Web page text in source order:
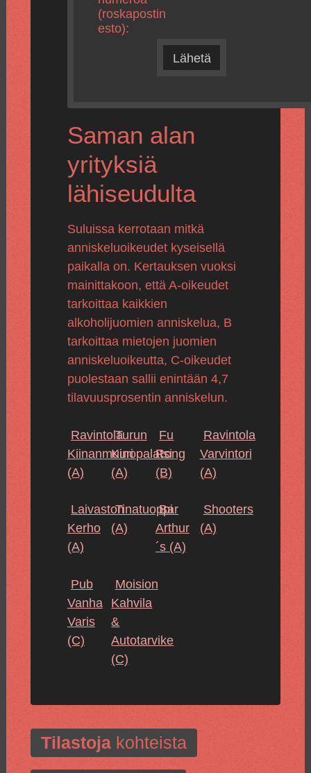
(roskapostin
esto):
Lähetä
Saman alan
yrityksiä
lähiseudulta
Suluissa kerrotaan mitkä
anniskeluoikeudet kyseisellä
paikalla on. Kertauksen vuoksi
mainittakoon, että A-oikeudet
tarkoittaa kaikkien
alkoholijuomien anniskelua, B
tarkoittaa mietojen juomien
anniskeluoikeutta, C-oikeudet
puolestaan sallii enintään 4,7
tilavuusprosentin anniskelun.
Ravintola
Kiinanmuuri
(A)
Turun
Kinopalatsi
(A)
Fu
Rong
(B)
Ravintola
Varvintori
(A)
Laivaston
Kerho
(A)
Tinatuoppi
(A)
Bar
Arthur
´s (A)
Shooters
(A)
Pub
Vanha
Varis
(C)
Moision
Kahvila
&
Autotarvike
(C)
Tilastojakohteista